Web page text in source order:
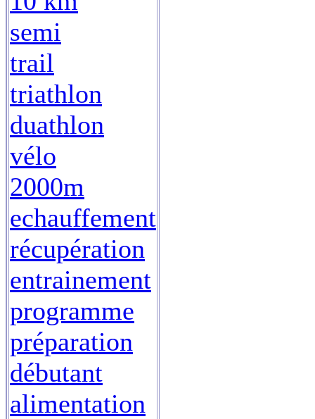
semi
trail
triathlon
duathlon
vélo
2000m
echauffement
récupération
entrainement
programme
préparation
débutant
alimentation